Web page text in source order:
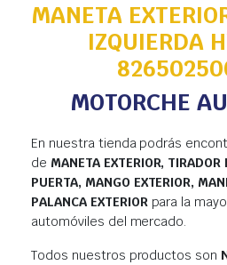
MANETA
IZQUIERDA
MOTORCHE
En nuestra tienda podrás
de MANETA EXTERIOR, TIRADOR
PUERTA, MANGO EXTERIOR,
PALANCA EXTERIORpara la
automóviles del mercado.
Todos nuestros productos son